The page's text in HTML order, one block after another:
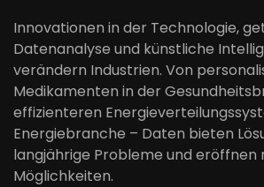
Innovationen in der Technologie,
Datenanalyse und künstliche
verändern Industrien. Von
Medikamenten in der
effizienteren
Energiebranche – Daten bieten
langjährige Probleme und eröffnen
Möglichkeiten.